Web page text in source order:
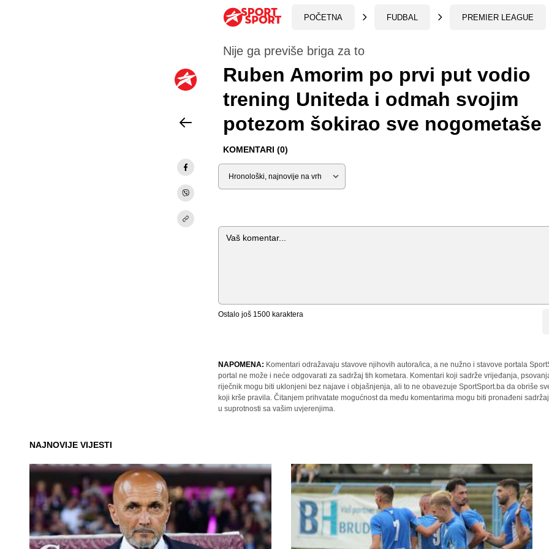
POČETNA FUDBAL PREMIER LEAGUE
Nije ga previše briga za to
Ruben Amorim po prvi put vodio
trening Uniteda i odmah svojim
potezom šokirao sve nogometaše
KOMENTARI (0)
Sortiraj
Komentar
Ostalo još 1500 karaktera
NAPOMENA: Komentari odražavaju stavove njihovih autora/ica, a ne nužno i stavove portala
portal ne može i neće odgovarati za sadržaj tih kometara. Komentari koji sadrže vrijeđanja,
riječnik mogu biti uklonjeni bez najave i objašnjenja, ali to ne obavezuje SportSport.ba da obriše
koji krše pravila. Čitanjem prihvatate mogućnost da među komentarima mogu biti pronađeni
u suprotnosti sa vašim uvjerenjima.
NAJNOVIJE VIJESTI